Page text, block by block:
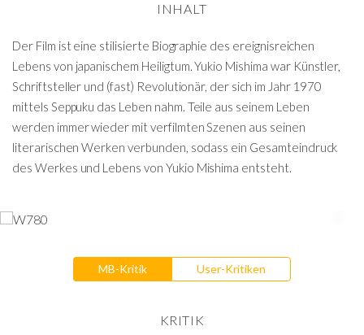
INHALT
Der Film ist eine stilisierte Biographie des ereignisreichen
Lebens von japanischem Heiligtum. Yukio Mishima war Künstler,
Schriftsteller und (fast) Revolutionär, der sich im Jahr 1970
mittels Seppuku das Leben nahm. Teile aus seinem Leben
werden immer wieder mit verfilmten Szenen aus seinen
literarischen Werken verbunden, sodass ein Gesamteindruck
des Werkes und Lebens von Yukio Mishima entsteht.
MB-Kritik User-Kritiken
KRITIK